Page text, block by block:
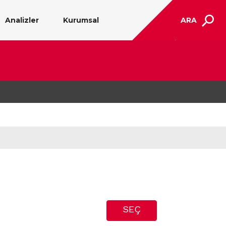
Analizler Kurumsal ARA
SEÇ